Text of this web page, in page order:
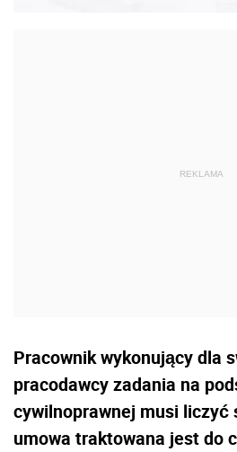
Pracownik wykonujący dla
pracodawcy zadania na
cywilnoprawnej musi liczyć
umowa traktowana jest do